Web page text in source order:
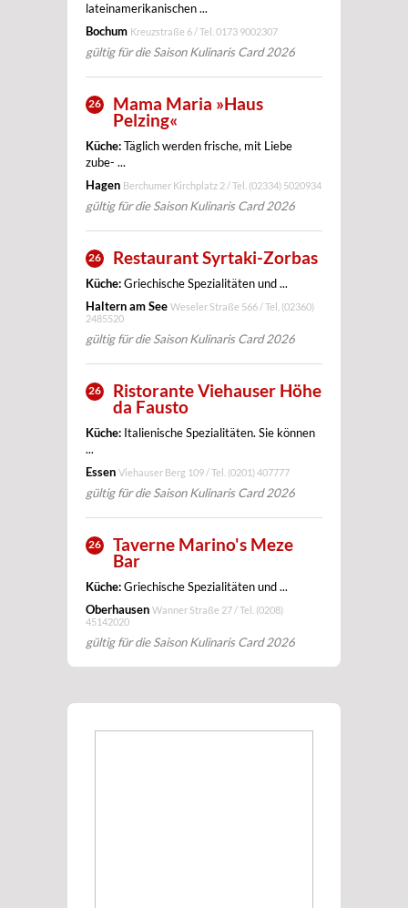
lateinamerikanischen ...
Bochum Kreuzstraße 6 / Tel. 0173 9002307
gültig für die Saison Kulinaris Card 2026
26
Mama Maria »Haus
Pelzing«
Küche:Täglich werden frische, mit Liebe
zube- ...
Hagen Berchumer Kirchplatz 2 / Tel. (02334) 5020934
gültig für die Saison Kulinaris Card 2026
26 Restaurant Syrtaki-Zorbas
Küche:Griechische Spezialitäten und ...
Haltern am See Weseler Straße 566 / Tel. (02360)
2485520
gültig für die Saison Kulinaris Card 2026
26
Ristorante Viehauser Höhe
da Fausto
Küche: Italienische Spezialitäten. Sie können
...
Essen Viehauser Berg 109 / Tel. (0201) 407777
gültig für die Saison Kulinaris Card 2026
26
Taverne Marino's Meze
Bar
Küche:Griechische Spezialitäten und ...
Oberhausen Wanner Straße 27 / Tel. (0208)
45142020
gültig für die Saison Kulinaris Card 2026